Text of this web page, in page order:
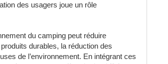
des usagers joue un rôle
du camping peut réduire
durables, la réduction des
de l’environnement. En intégrant ces